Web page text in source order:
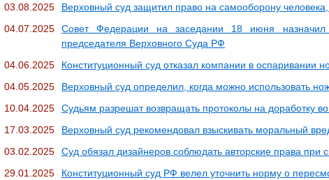
03.08.2025
Верховный суд защитил право на самооборону человека,
04.07.2025
Совет Федерации на заседании 18 июня назначил
председателя Верховного Суда РФ
04.06.2025
Конституционный суд отказал компании в оспаривании
04.05.2025
Верховный суд определил, когда можно использовать
10.04.2025
Судьям разрешат возвращать протоколы на доработку
17.03.2025
Верховный суд рекомендовал взыскивать моральный
03.02.2025
Суд обязал дизайнеров соблюдать авторские права при
29.01.2025
Конституционный суд РФ велел уточнить норму о